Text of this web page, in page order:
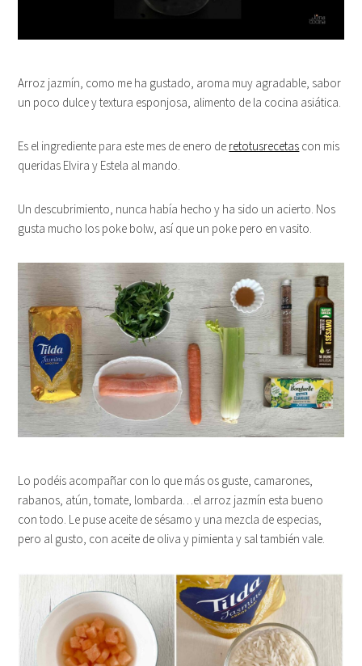
Arroz jazmín, como me ha gustado, aroma muy agradable, sabor
un poco dulce y textura esponjosa, alimento de la cocina asiática.
Es el ingrediente para este mes de enero de retotusrecetas con mis
queridas Elvira y Estela al mando.
Un descubrimiento, nunca había hecho y ha sido un acierto. Nos
gusta mucho los poke bolw, así que un poke pero en vasito.
Lo podéis acompañar con lo que más os guste, camarones,
rabanos, atún, tomate, lombarda…el arroz jazmín esta bueno
con todo. Le puse aceite de sésamo y una mezcla de especias,
pero al gusto, con aceite de oliva y pimienta y sal también vale.